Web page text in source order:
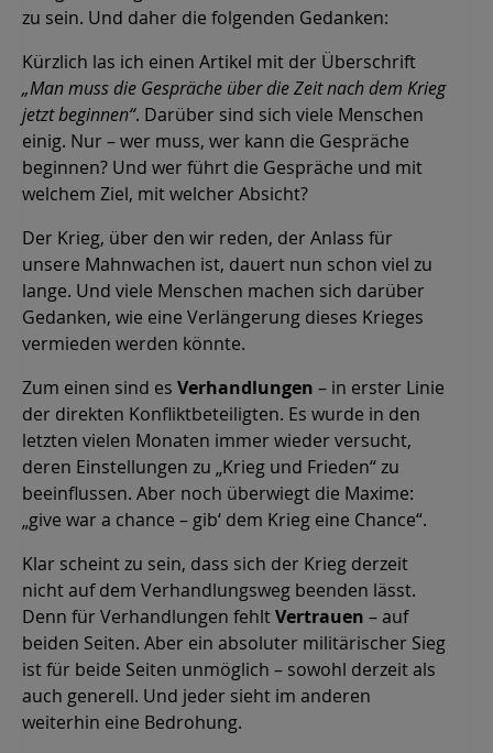
zu sein. Und daher die folgenden Gedanken:
Kürzlich las ich einen Artikel mit der Überschrift
„Man muss die Gespräche über die Zeit nach dem Krieg
jetzt beginnen“. Darüber sind sich viele Menschen
einig. Nur – wer muss, wer kann die Gespräche
beginnen? Und wer führt die Gespräche und mit
welchem Ziel, mit welcher Absicht?
Der Krieg, über den wir reden, der Anlass für
unsere Mahnwachen ist, dauert nun schon viel zu
lange. Und viele Menschen machen sich darüber
Gedanken, wie eine Verlängerung dieses Krieges
vermieden werden könnte.
Zum einen sind es Verhandlungen – in erster Linie
der direkten Konfliktbeteiligten. Es wurde in den
letzten vielen Monaten immer wieder versucht,
deren Einstellungen zu „Krieg und Frieden“ zu
beeinflussen. Aber noch überwiegt die Maxime:
„give war a chance – gib‘ dem Krieg eine Chance“.
Klar scheint zu sein, dass sich der Krieg derzeit
nicht auf dem Verhandlungsweg beenden lässt.
Denn für Verhandlungen fehltVertrauen – auf
beiden Seiten. Aber ein absoluter militärischer Sieg
ist für beide Seiten unmöglich – sowohl derzeit als
auch generell. Und jeder sieht im anderen
weiterhin eine Bedrohung.